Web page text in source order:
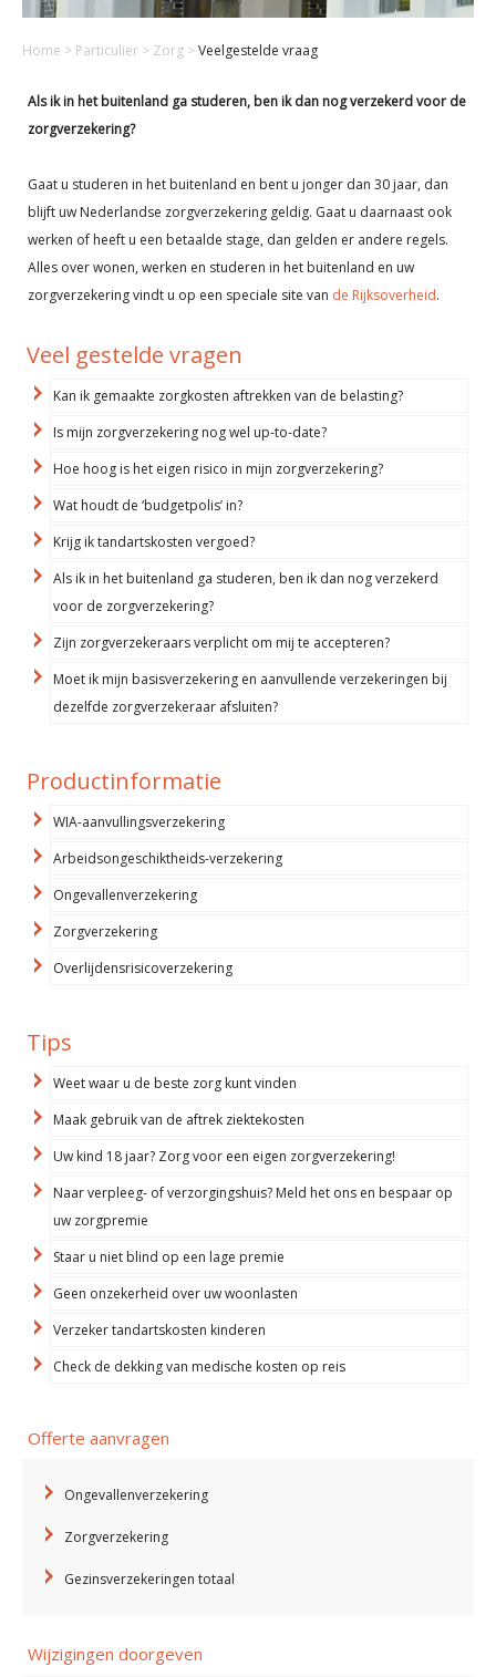
Home > Particulier > Zorg >Veelgestelde vraag
Als ik in het buitenland ga studeren, ben ik dan nog verzekerd voor de
zorgverzekering?
Gaat u studeren in het buitenland en bent u jonger dan 30 jaar, dan
blijft uw Nederlandse zorgverzekering geldig. Gaat u daarnaast ook
werken of heeft u een betaalde stage, dan gelden er andere regels.
Alles over wonen, werken en studeren in het buitenland en uw
zorgverzekering vindt u op een speciale site van de Rijksoverheid.
Veel gestelde vragen
Kan ik gemaakte zorgkosten aftrekken van de belasting?
Is mijn zorgverzekering nog wel up-to-date?
Hoe hoog is het eigen risico in mijn zorgverzekering?
Wat houdt de ‘budgetpolis’ in?
Krijg ik tandartskosten vergoed?
Als ik in het buitenland ga studeren, ben ik dan nog verzekerd
voor de zorgverzekering?
Zijn zorgverzekeraars verplicht om mij te accepteren?
Moet ik mijn basisverzekering en aanvullende verzekeringen bij
dezelfde zorgverzekeraar afsluiten?
Productinformatie
WIA-aanvullingsverzekering
Arbeidsongeschiktheids-verzekering
Ongevallenverzekering
Zorgverzekering
Overlijdensrisicoverzekering
Tips
Weet waar u de beste zorg kunt vinden
Maak gebruik van de aftrek ziektekosten
Uw kind 18 jaar? Zorg voor een eigen zorgverzekering!
Naar verpleeg- of verzorgingshuis? Meld het ons en bespaar op
uw zorgpremie
Staar u niet blind op een lage premie
Geen onzekerheid over uw woonlasten
Verzeker tandartskosten kinderen
Check de dekking van medische kosten op reis
Offerte aanvragen
Ongevallenverzekering
Zorgverzekering
Gezinsverzekeringen totaal
Wijzigingen doorgeven